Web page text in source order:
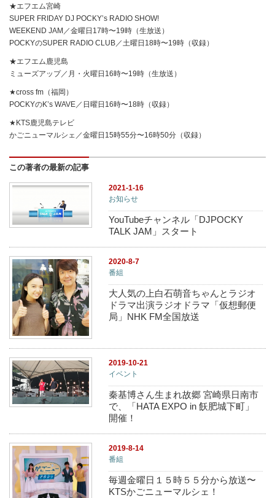
★エフエム宮崎
SUPER FRIDAY DJ POCKY’s RADIO SHOW!
WEEKEND JAM／金曜日17時〜19時（生放送）
POCKYのSUPER RADIO CLUB／土曜日18時〜19時（収録）
★エフエム鹿児島
ミューズアップ／月・火曜日16時〜19時（生放送）
★cross fm（福岡）
POCKYのK’s WAVE／日曜日16時〜18時（収録）
★KTS鹿児島テレビ
かごニューマルシェ／金曜日15時55分〜16時50分（収録）
この著者の最新の記事
2021-1-16
お知らせ
YouTubeチャンネル「DJPOCKY
TALK JAM」スタート
2020-8-7
番組
大人気の上白石萌音ちゃんとラジオ
ドラマ出演ラジオドラマ「仮想郵便
局」NHK FM全国放送
2019-10-21
イベント
秦基博さん生まれ故郷 宮崎県日南市
で、「HATA EXPO in 飫肥城下町」
開催！
2019-8-14
番組
毎週金曜日１５時５５分から放送〜
KTSかごニューマルシェ！